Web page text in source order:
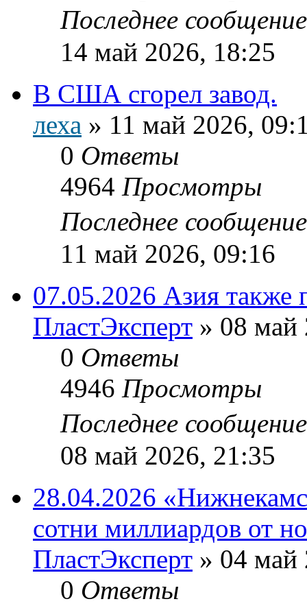
Последнее
14 май 2026, 18:25
В США сгорел завод.
леха » 11 май 2026,
0 Ответы
4964 Просмотры
Последнее
11 май 2026, 09:16
07.05.2026 Азия также
ПластЭксперт » 08 май
0 Ответы
4946 Просмотры
Последнее
08 май 2026, 21:35
28.04.2026
сотни миллиардов от
ПластЭксперт » 04 май
0 Ответы